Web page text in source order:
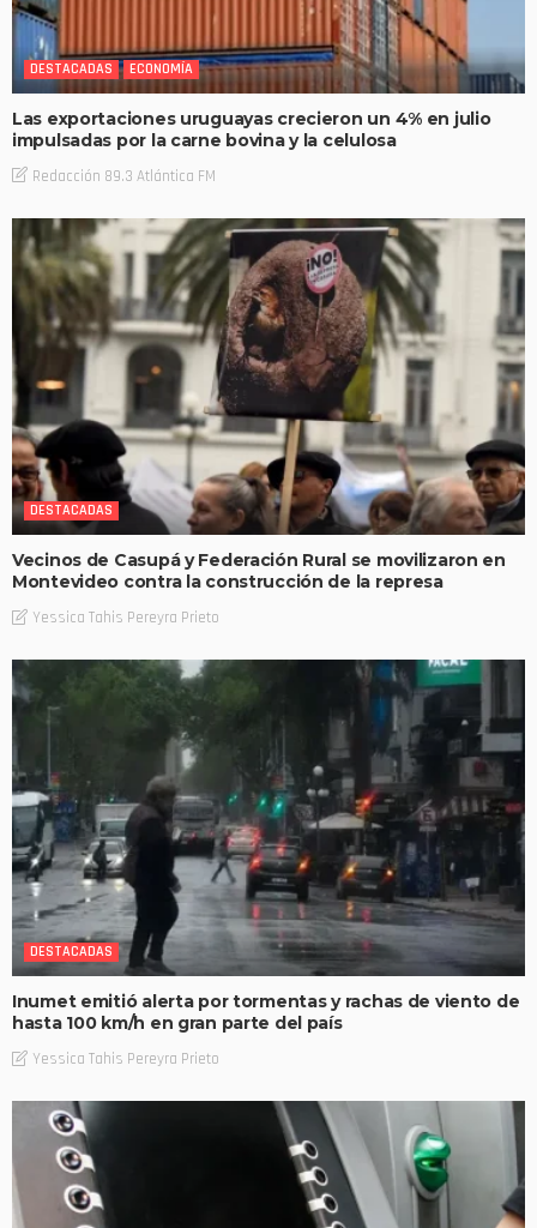
DESTACADAS ECONOMÍA
Las exportaciones uruguayas crecieron un 4% en julio
impulsadas por la carne bovina y la celulosa
Redacción 89.3 Atlántica FM
DESTACADAS
Vecinos de Casupá y Federación Rural se movilizaron en
Montevideo contra la construcción de la represa
Yessica Tahis Pereyra Prieto
DESTACADAS
Inumet emitió alerta por tormentas y rachas de viento de
hasta 100 km/h en gran parte del país
Yessica Tahis Pereyra Prieto